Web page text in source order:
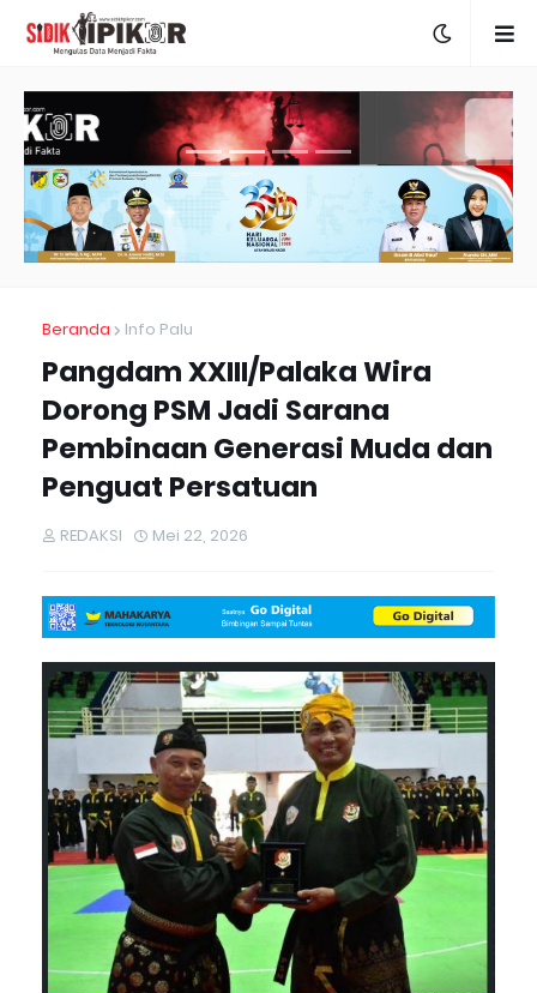
Beranda Info Palu
Pangdam XXIII/Palaka Wira
Dorong PSM Jadi Sarana
Pembinaan Generasi Muda dan
Penguat Persatuan
REDAKSI Mei 22, 2026